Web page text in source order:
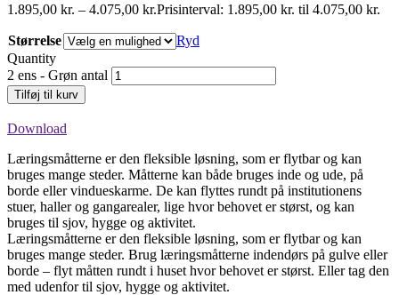
1.895,00 kr. – 4.075,00 kr.Prisinterval: 1.895,00 kr. til 4.075,00 kr.
Størrelse
Ryd
Quantity
2 ens - Grøn antal
Tilføj til kurv
Download
Læringsmåtterne er den fleksible løsning, som er flytbar og kan
bruges mange steder. Måtterne kan både bruges inde og ude, på
borde eller vindueskarme. De kan flyttes rundt på institutionens
stuer, haller og gangarealer, lige hvor behovet er størst, og kan
bruges til sjov, hygge og aktivitet.
Læringsmåtterne er den fleksible løsning, som er flytbar og kan
bruges mange steder. Brug læringsmåtterne indendørs på gulve eller
borde – flyt måtten rundt i huset hvor behovet er størst. Eller tag den
med udenfor til sjov, hygge og aktivitet.